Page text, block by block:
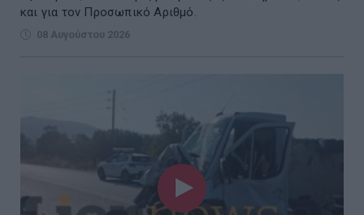
και για τον Προσωπικό Αριθμό.
08 Αυγούστου 2026